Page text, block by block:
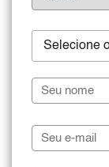
Selecione